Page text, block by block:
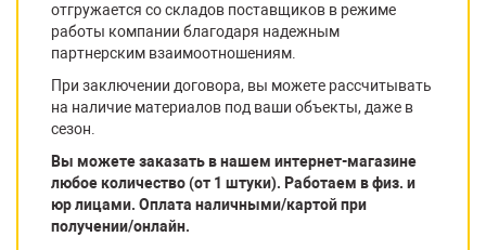
отгружается со складов поставщиков в режиме
работы компании благодаря надежным
партнерским взаимоотношениям.
При заключении договора, вы можете рассчитывать
на наличие материалов под ваши объекты, даже в
сезон.
Вы можете заказать в нашем интернет-магазине
любое количество (от 1 штуки). Работаем в физ. и
юр лицами. Оплата наличными/картой при
получении/онлайн.